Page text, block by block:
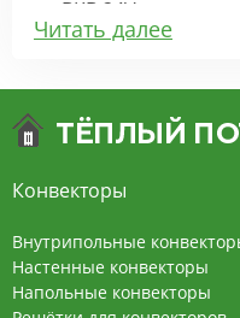
ВКВ 24V –
отопления с
экономит
конвекцией на 220В.
вентилятора
конвекцию, что
помещения большой
Читать далее
Конвекторы
Внутрипольные
Настенные конвекторы
Напольные конвекторы